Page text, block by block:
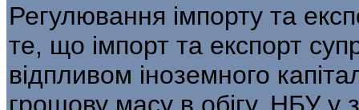
Регулювання імпорту та
те, що імпорт та експорт
відпливом іно­земного
грошову масу в обігу. НБУ у